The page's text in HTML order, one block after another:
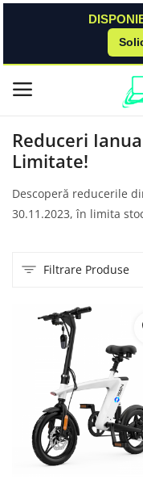
Meniu principal
Categorii
Listă de dorințe
Autentificare
Înregistrare
Dualstore
November Sale -
Reduceri
Limitate!
Descoperă reducerile
30.11.2023, în limita
Filtrare Produse